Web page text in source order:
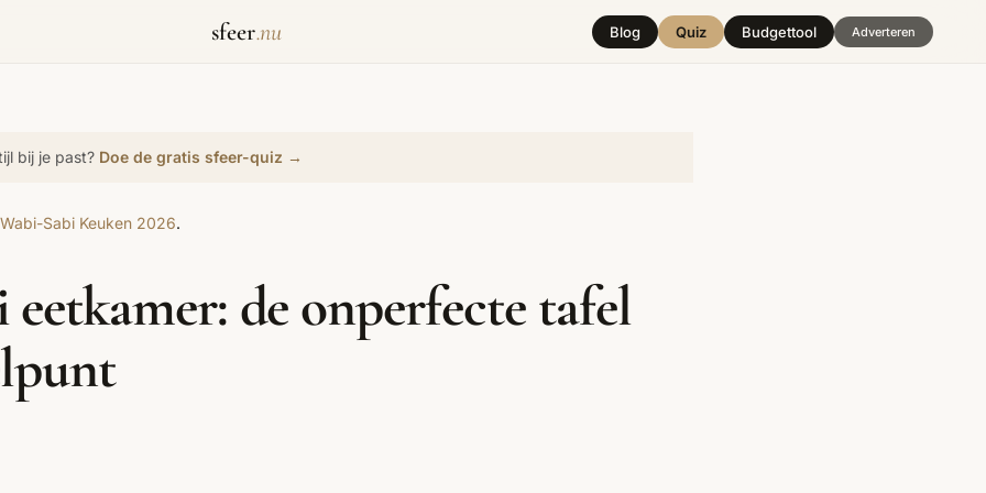
sfeer.nu Blog Quiz Budgettool Adverteren
Biophilic Design Bohemian
Japans Zen Maximalistisch Mediterraans
Moody Interieur
Badkamer Werkkamer
bij je past? Doe de gratis sfeer-quiz →
Wabi-Sabi Keuken 2026.
eetkamer: de onperfecte tafel